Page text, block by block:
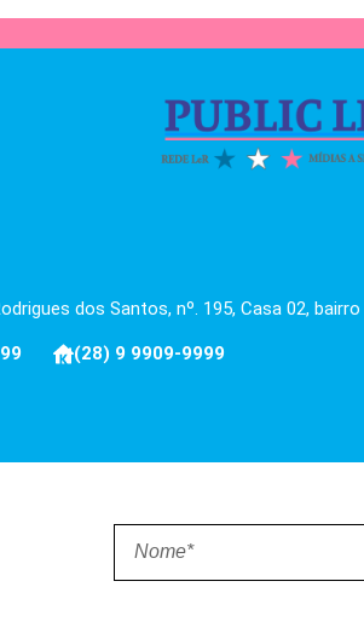
dos Santos, nº. 195, Casa 02,
(28) 9 9909-9999